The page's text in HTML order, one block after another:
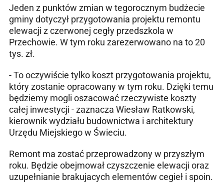
Jeden z punktów zmian w tegorocznym budżecie
gminy dotyczył przygotowania projektu remontu
elewacji z czerwonej cegły przedszkola w
Przechowie. W tym roku zarezerwowano na to 20
tys. zł.
- To oczywiście tylko koszt przygotowania projektu,
który zostanie opracowany w tym roku. Dzięki temu
będziemy mogli oszacować rzeczywiste koszty
całej inwestycji - zaznacza Wiesław Ratkowski,
kierownik wydziału budownictwa i architektury
Urzędu Miejskiego w Świeciu.
Remont ma zostać przeprowadzony w przyszłym
roku. Będzie obejmował czyszczenie elewacji oraz
uzupełnianie brakujacych elementów cegieł i spoin.